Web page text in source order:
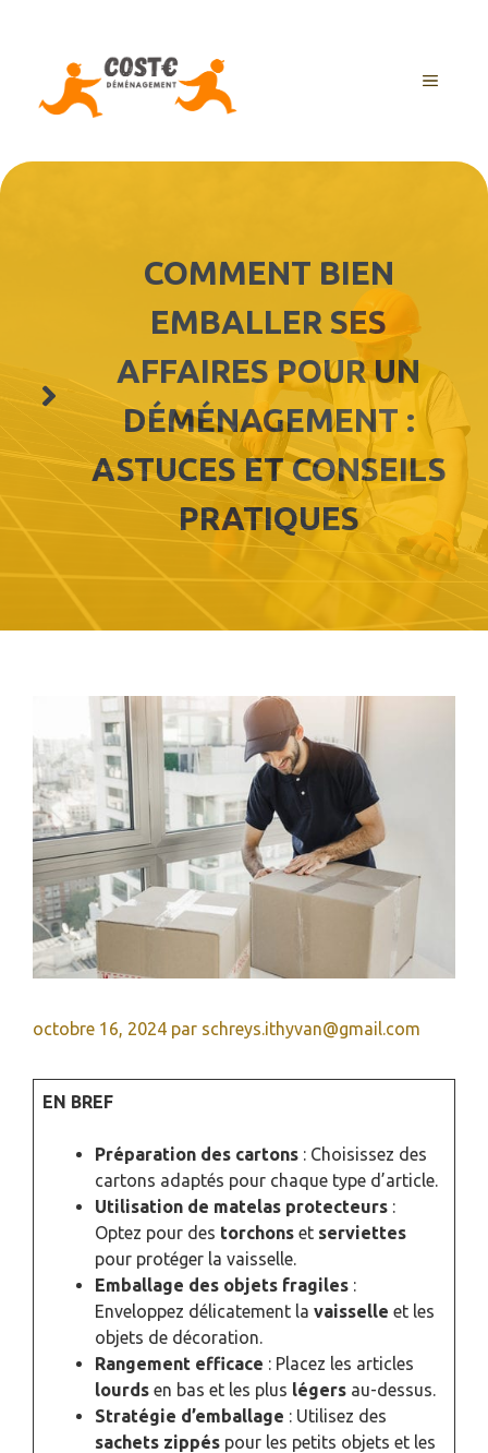
MENU
COMMENT BIEN
EMBALLER SES
AFFAIRES POUR UN
DÉMÉNAGEMENT :
ASTUCES ET CONSEILS
PRATIQUES
octobre 16, 2024 par schreys.ithyvan@gmail.com
EN BREF
Préparation des cartons : Choisissez des
cartons adaptés pour chaque type d’article.
Utilisation de matelas protecteurs :
Optez pour des torchons et serviettes
pour protéger la vaisselle.
Emballage des objets fragiles :
Enveloppez délicatement la vaisselle et les
objets de décoration.
Rangement efficace : Placez les articles
lourds en bas et les plus légers au-dessus.
Stratégie d’emballage : Utilisez des
sachets zippés pour les petits objets et les